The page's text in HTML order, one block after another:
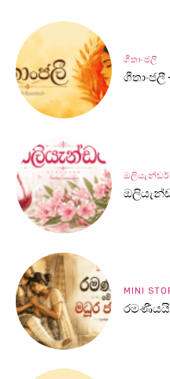
ගීතාංජලී
ගීතාංජලී
ඔලියැන්ඩර්
MINI
රමණීයයි